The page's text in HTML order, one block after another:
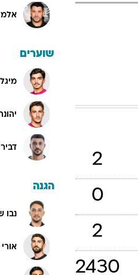
וואלה! ספורט
2
0
2
2430
שוערים
דביר
הגנה
נבו
אורי